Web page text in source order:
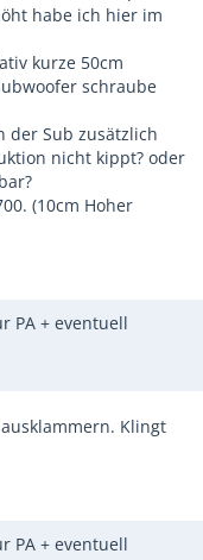
habe ich hier im
kurze 50cm
schraube
der Sub zusätzlich
nicht kippt? oder
(10cm Hoher
PA + eventuell
Klingt
PA + eventuell